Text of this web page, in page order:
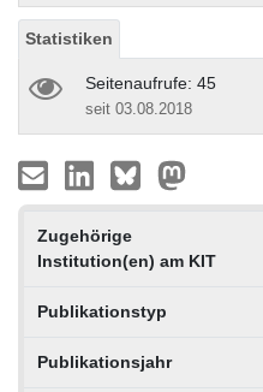
Statistiken
Seitenaufrufe: 45
seit 03.08.2018
Zugehörige
Institution(en) am KIT
Publikationstyp
Publikationsjahr